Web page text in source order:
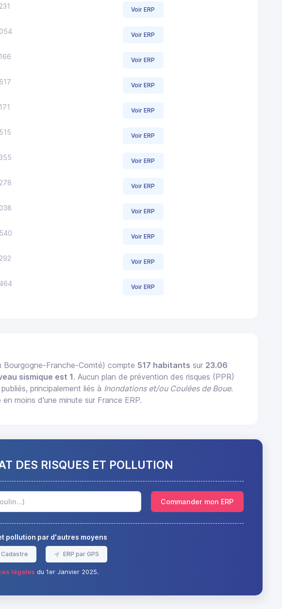
Voir ERP
Voir ERP
Voir ERP
Voir ERP
Voir ERP
Voir ERP
Voir ERP
Voir ERP
Voir ERP
Voir ERP
Voir ERP
Voir ERP
Bourgogne-Franche-Comté) compte 517 habitants sur 23.06
sismique est 1. Aucun plan de prévention des risques (PPR)
principalement liés à Inondations et/ou Coulées de Boue.
moins d'une minute sur France ERP.
DES RISQUES ET POLLUTION
Commander mon ERP
pollution par d'autres moyens
Cadastre ERP par GPS
légales du 1er Janvier 2025.